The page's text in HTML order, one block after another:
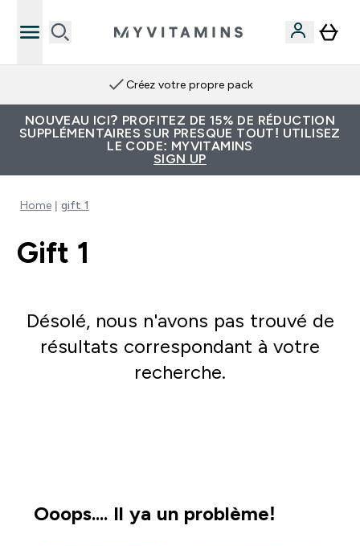
Créez votre propre pack
NOUVEAU ICI? PROFITEZ DE 15% DE RÉDUCTION
SUPPLÉMENTAIRES SUR PRESQUE TOUT! UTILISEZ
LE CODE: MYVITAMINS
SIGN UP
Home gift 1
Gift 1
Désolé, nous n'avons pas trouvé de
résultats correspondant à votre
recherche.
Ooops.... Il ya un problème!